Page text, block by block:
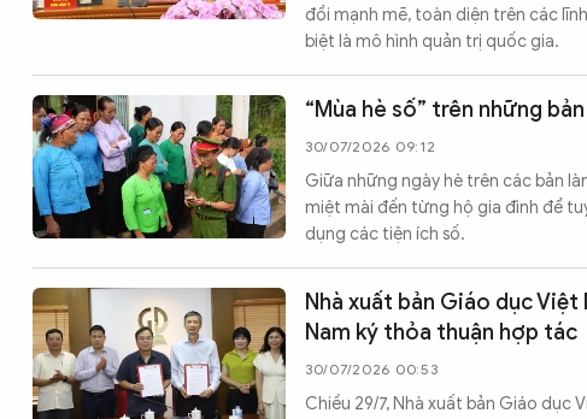
đổi mạnh mẽ, toàn diện trên các
biệt là mô hình quản trị quốc gia.
“Mùa hè số” trên những
30/07/2026 09:12
Giữa những ngày hè trên các bản
miệt mài đến từng hộ gia đình để
dụng các tiện ích số.
Nhà xuất bản Giáo dục
Nam ký thỏa thuận hợp tác
30/07/2026 00:53
Chiều 29/7, Nhà xuất bản Giáo dục